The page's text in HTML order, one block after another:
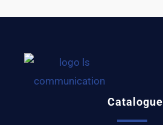
Catalogue